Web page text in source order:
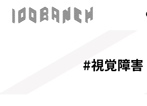
#視覚障害